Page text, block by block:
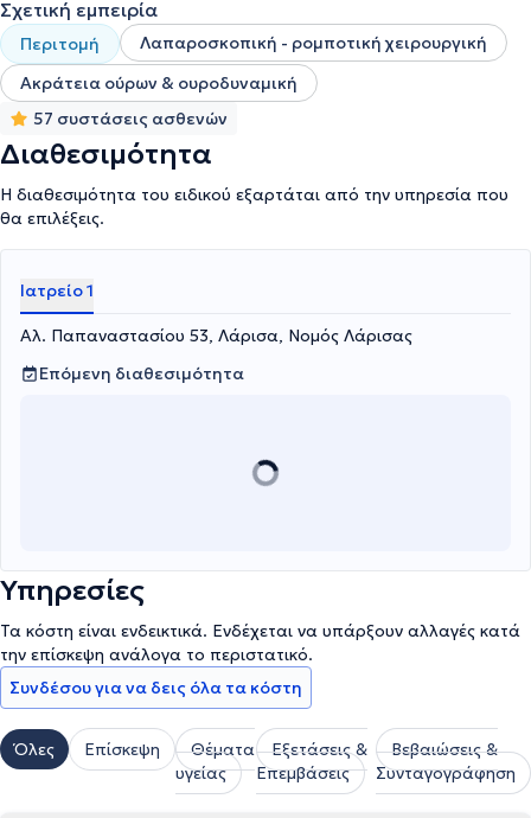
της Endourological Society. Τέλος, ο γιατρός παρακολουθεί τα
σύγχρονα ιατρικά δρώμενα συμμετέχοντας σε πληθώρα διεθνών
και εγχώριων συνεδρίων.
Σχετική εμπειρία
Περιτομή
Λαπαροσκοπική - ρομποτική χειρουργική
Ακράτεια ούρων & ουροδυναμική
57 συστάσεις ασθενών
Διαθεσιμότητα
Η διαθεσιμότητα του ειδικού εξαρτάται από την υπηρεσία που
θα επιλέξεις.
Ιατρείο 1
Αλ. Παπαναστασίου 53, Λάρισα, Νομός Λάρισας
Επόμενη διαθεσιμότητα
Υπηρεσίες
Τα κόστη είναι ενδεικτικά. Ενδέχεται να υπάρξουν αλλαγές κατά
την επίσκεψη ανάλογα το περιστατικό.
Συνδέσου για να δεις όλα τα κόστη
Όλες Επίσκεψη
Θέματα
υγείας
Εξετάσεις &
Επεμβάσεις
Βεβαιώσεις &
Συνταγογράφηση